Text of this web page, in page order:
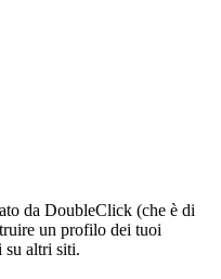
da DoubleClick (che è di
un profilo dei tuoi
su altri siti.